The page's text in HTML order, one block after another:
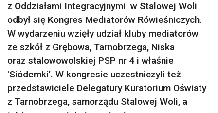
z Oddziałami Integracyjnymi w Stalowej Woli
odbył się Kongres Mediatorów Rówieśniczych.
W wydarzeniu wzięły udział kluby mediatorów
ze szkół z Grębowa, Tarnobrzega, Niska
oraz stalowowolskiej PSP nr 4 i właśnie
'Siódemki’. W kongresie uczestniczyli też
przedstawiciele Delegatury Kuratorium Oświaty
z Tarnobrzega, samorządu Stalowej Woli, a